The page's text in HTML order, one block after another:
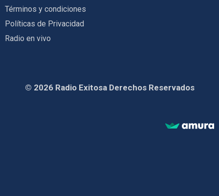
Términos y condiciones
Políticas de Privacidad
Radio en vivo
© 2026 Radio Exitosa Derechos Reservados